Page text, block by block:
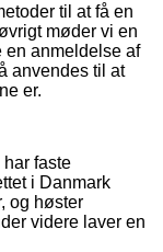
til at få en
møder vi en
en anmeldelse af
anvendes til at
er.
faste
i Danmark
og høster
videre laver en